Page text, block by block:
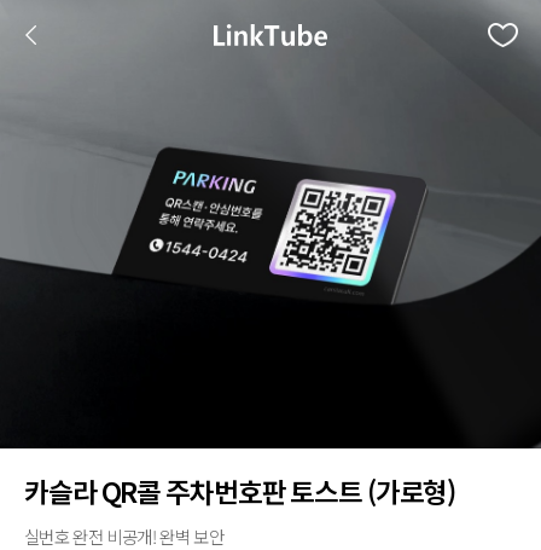
카슬라 QR콜 주차번호판 토스트 (가로형)
실번호 완전 비공개! 완벽 보안